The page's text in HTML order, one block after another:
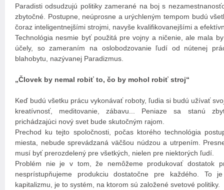
Paradisti odsudzujú politiky zamerané na boj s
zbytočné. Postupne, neúprosne a urýchleným tempom budú
čoraz inteligentnejšími strojmi, navyše kvalifikovanejšími a
Technológia nesmie byť použitá pre vojny a ničenie, ale mala
účely, so zameraním na oslobodzovanie ľudí od nútenej
blahobytu, nazývanej Paradizmus.
„Človek by nemal robiť to, čo by mohol robiť stroj“
Keď budú všetku prácu vykonávať roboty, ľudia si budú užívať
kreatívnosť, meditovanie, zábavu... Peniaze sa stanú
prichádzajúci nový svet bude skutočným rajom.
Prechod ku tejto spoločnosti, počas ktorého technológia
miesta, nebude sprevádzaná väčšou núdzou a utrpením.
musí byť prerozdelený pre všetkých, nielen pre niektorých ľudí.
Problém nie je v tom, že nemôžeme produkovať dostatok
nesprístupňujeme produkciu dostatočne pre každého. To
kapitalizmu, je to systém, na ktorom sú založené svetové politiky.